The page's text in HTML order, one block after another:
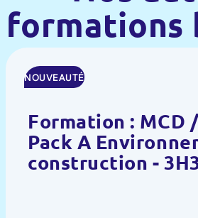
formations
NOUVEAUTÉ
Formation : MCD
Pack A
construction -